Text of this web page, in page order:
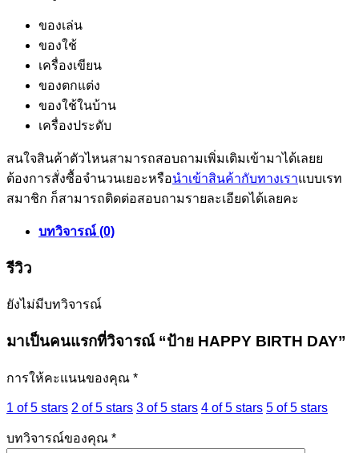
ของเล่น
ของใช้
เครื่องเขียน
ของตกแต่ง
ของใช้ในบ้าน
เครื่องประดับ
สนใจสินค้าตัวไหนสามารถสอบถามเพิ่มเติมเข้ามาได้เลยย
ต้องการสั่งซื้อจำนวนเยอะหรือนำเข้าสินค้ากับทางเราแบบเรท
สมาชิก ก็สามารถติดต่อสอบถามรายละเอียดได้เลยคะ
บทวิจารณ์ (0)
รีวิว
ยังไม่มีบทวิจารณ์
มาเป็นคนแรกที่วิจารณ์ “ป้าย HAPPY BIRTH DAY”
การให้คะแนนของคุณ *
1 of 5 stars 2 of 5 stars 3 of 5 stars 4 of 5 stars 5 of 5 stars
บทวิจารณ์ของคุณ *